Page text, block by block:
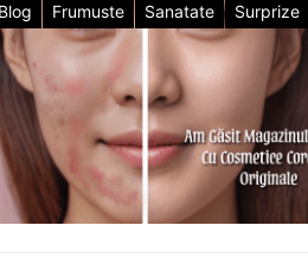
Blog Frumuste Sanatate Surprize